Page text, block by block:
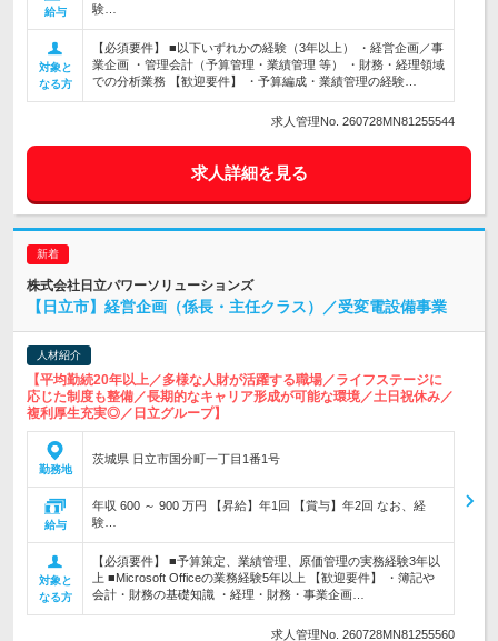
給与
験…
対象と
なる方
【必須要件】 ■以下いずれかの経験（3年以上） ・経営企画／事
業企画 ・管理会計（予算管理・業績管理 等） ・財務・経理領域
での分析業務 【歓迎要件】 ・予算編成・業績管理の経験…
求人管理No. 260728MN81255544
求人詳細を見る
株式会社日立パワーソリューションズ
【日立市】経営企画（係長・主任クラス）／受変電設備事業
人材紹介
【平均勤続20年以上／多様な人財が活躍する職場／ライフステージに
応じた制度も整備／長期的なキャリア形成が可能な環境／土日祝休み／
複利厚生充実◎／日立グループ】
勤務地
茨城県 日立市国分町一丁目1番1号
給与
年収 600 ～ 900 万円 【昇給】年1回 【賞与】年2回 なお、経
験…
対象と
なる方
【必須要件】 ■予算策定、業績管理、原価管理の実務経験3年以
上 ■Microsoft Officeの業務経験5年以上 【歓迎要件】 ・簿記や
会計・財務の基礎知識 ・経理・財務・事業企画…
求人管理No. 260728MN81255560